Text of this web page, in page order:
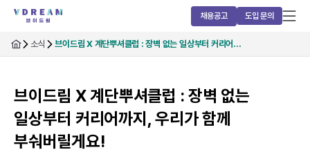
채용공고 도입 문의
소식 브이드림 X 계단뿌셔클럽 : 장벽 없는 일상부터 커리어…
브이드림 X 계단뿌셔클럽 : 장벽 없는
일상부터 커리어까지, 우리가 함께
부숴버릴게요!